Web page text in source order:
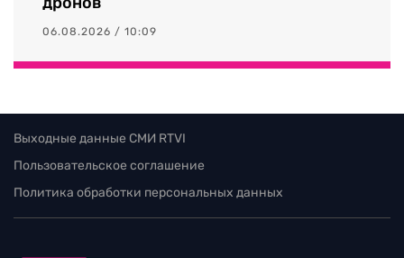
06.08.2026 / 10:09
Выходные данные СМИ RTVI
Пользовательское соглашение
Политика обработки персональных данных